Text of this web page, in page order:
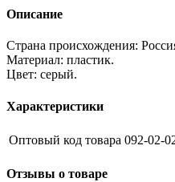
Описание
Страна происхождения:
Материал: пластик.
Цвет: серый.
Характеристики
Оптовый код товара 092-02-
Отзывы о товаре